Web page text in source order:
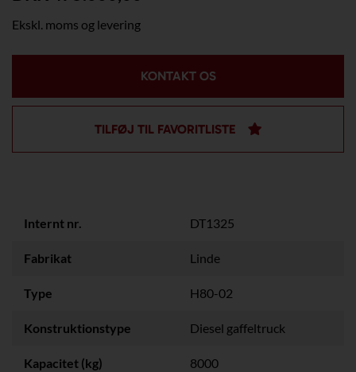
Ekskl. moms og levering
KONTAKT OS
TILFØJ TIL FAVORITLISTE
Internt nr. DT1325
Fabrikat Linde
Type H80-02
Konstruktionstype Diesel gaffeltruck
Kapacitet (kg) 8000